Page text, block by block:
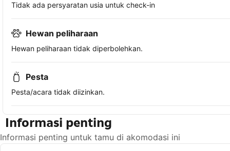
Tidak ada persyaratan usia untuk check-in
Hewan peliharaan
Hewan peliharaan tidak diperbolehkan.
Pesta
Pesta/acara tidak diizinkan.
Informasi penting
Informasi penting untuk tamu di akomodasi ini